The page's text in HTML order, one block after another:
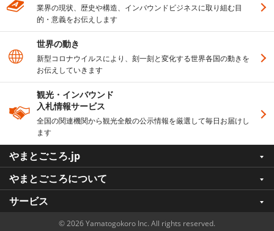
業界の現状、歴史や構造、インバウンドビジネスに取り組む目
的・意義をお伝えします
世界の動き
新型コロナウイルスにより、刻一刻と変化する世界各国の動きを
お伝えしていきます
観光・インバウンド
入札情報サービス
全国の関連機関から観光全般の公示情報を厳選して毎日お届けし
ます
やまとごころ.jp
やまとごころについて
サービス
© 2026 Yamatogokoro Inc. All rights reserved.